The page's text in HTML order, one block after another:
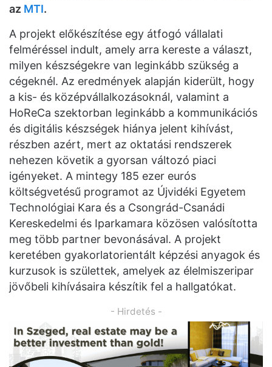
az MTI.
A projekt előkészítése egy átfogó vállalati
felméréssel indult, amely arra kereste a választ,
milyen készségekre van leginkább szükség a
cégeknél. Az eredmények alapján kiderült, hogy
a kis- és középvállalkozásoknál, valamint a
HoReCa szektorban leginkább a kommunikációs
és digitális készségek hiánya jelent kihívást,
részben azért, mert az oktatási rendszerek
nehezen követik a gyorsan változó piaci
igényeket. A mintegy 185 ezer eurós
költségvetésű programot az Újvidéki Egyetem
Technológiai Kara és a Csongrád-Csanádi
Kereskedelmi és Iparkamara közösen valósította
meg több partner bevonásával. A projekt
keretében gyakorlatorientált képzési anyagok és
kurzusok is születtek, amelyek az élelmiszeripar
jövőbeli kihívásaira készítik fel a hallgatókat.
- Hirdetés -